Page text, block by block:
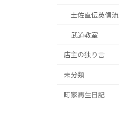
土佐直伝英信流
武道教室
店主の独り言
未分類
町家再生日記